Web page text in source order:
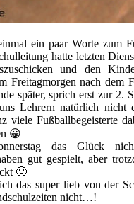
ein paar Worte zum
hatte letzten
und den
Freitagmorgen nach dem
später, sprich erst zur 2.
Lehrern natürlich nicht
viele Fußballbegeisterte
😀
das Glück
gut gespielt, aber
🙁
das super lieb von der
nicht…!